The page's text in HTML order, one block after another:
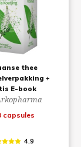
thee
+
E-book
capsules
4.9